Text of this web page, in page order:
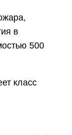
в
500
класс